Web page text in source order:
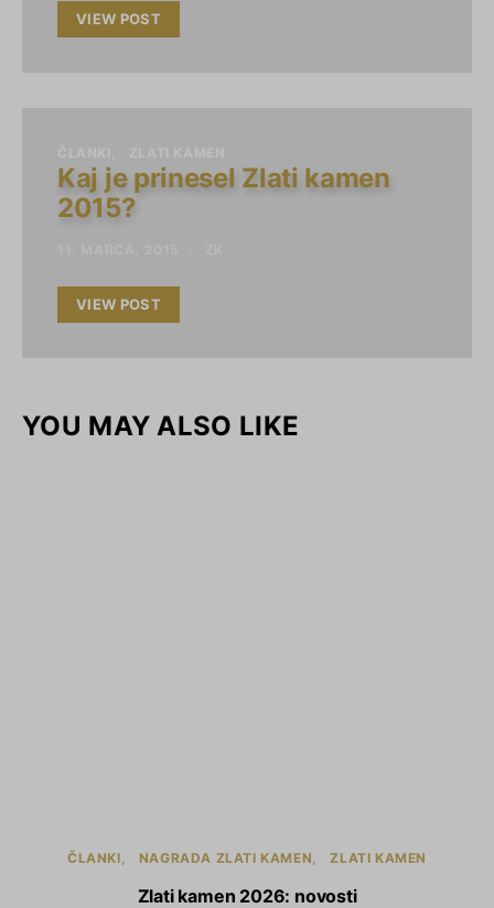
VIEW POST
Kaj je prinesel Zlati kamen
2015?
VIEW POST
YOU MAY ALSO LIKE
ČLANKI NAGRADA ZLATI KAMEN ZLATI KAMEN
Zlati kamen 2026: novosti